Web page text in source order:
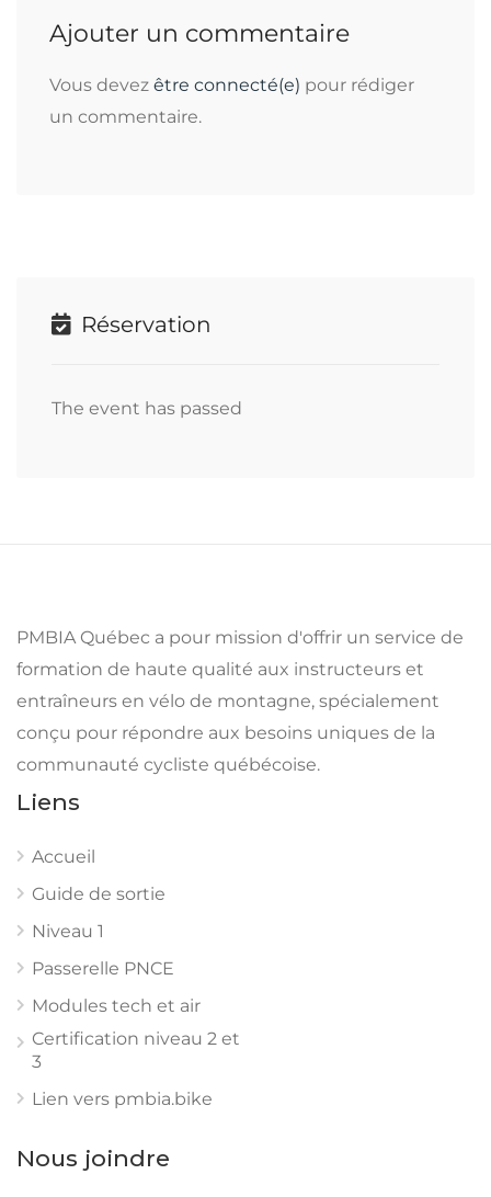
Ajouter un commentaire
Vous devez être connecté(e) pour rédiger
un commentaire.
Réservation
The event has passed
PMBIA Québec a pour mission d'offrir un service de
formation de haute qualité aux instructeurs et
entraîneurs en vélo de montagne, spécialement
conçu pour répondre aux besoins uniques de la
communauté cycliste québécoise.
Liens
Accueil
Guide de sortie
Niveau 1
Passerelle PNCE
Modules tech et air
Certification niveau 2 et
3
Lien vers pmbia.bike
Nous joindre